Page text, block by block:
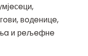
вoдeницe,
и рeљeфнe